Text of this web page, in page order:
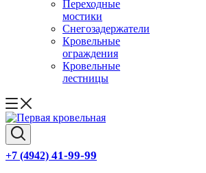
Переходные
мостики
Снегозадержатели
Кровельные
ограждения
Кровельные
лестницы
+7 (4942) 41-99-99